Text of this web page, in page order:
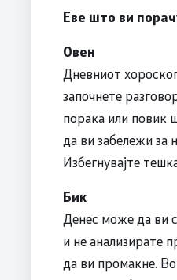
Еве што ви
Овен
Дневниот
започнете
порака или повик
да ви забележи за
Избегнувајте
Бик
Денес може да ви
и не анализирате
да ви промакне.